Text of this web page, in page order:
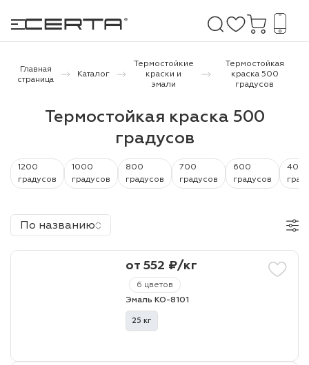
металлу
Главная
страница
Каталог
Термостойкие
краски и
эмали
Термостойкая
краска 500
градусов
Термостойкая краска 500
градусов
1200
градусов
1000
градусов
800
градусов
700
градусов
600
градусов
400
По названию
6 цветов
от 552 ₽/кг
Эмаль КО-8101
25 кг